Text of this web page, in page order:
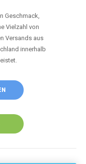
Geschmack,
Vielzahl von
Versands aus
innerhalb